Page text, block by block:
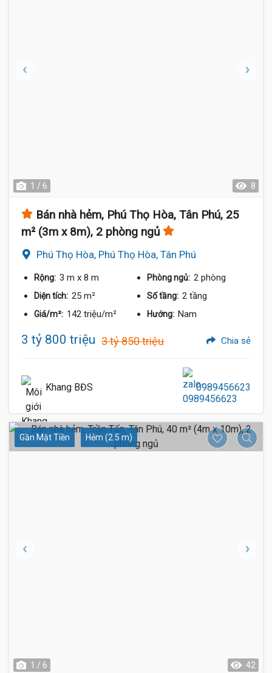
1 / 6 8
Bán nhà hẻm, Phú Thọ Hòa, Tân Phú, 25
m² (3m x 8m), 2 phòng ngủ
Phú Thọ Hòa, Phú Thọ Hòa, Tân Phú
Rộng: 3 m x 8 m Phòng ngủ: 2 phòng
Diện tích: 25 m² Số tầng: 2 tầng
Giá/m²: 142 triệu/m² Hướng: Nam
3 tỷ 800 triệu 3 tỷ 850 triệu Chia sẻ
Khang BĐS 0989456623
Gần Mặt Tiền Hẻm (2.5 m)
1 / 6 42